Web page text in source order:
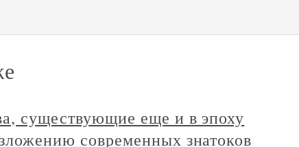
существующие еще и в эпоху
современных знатоков